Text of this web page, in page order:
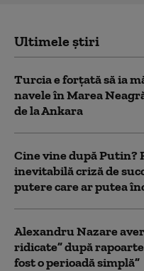
Ultimele știri
Turcia e forțată să ia
navele în Marea
de la Ankara
Cine vine după Putin?
inevitabilă criză de
putere care ar putea
Alexandru Nazare
ridicate” după
fost o perioadă simplă”